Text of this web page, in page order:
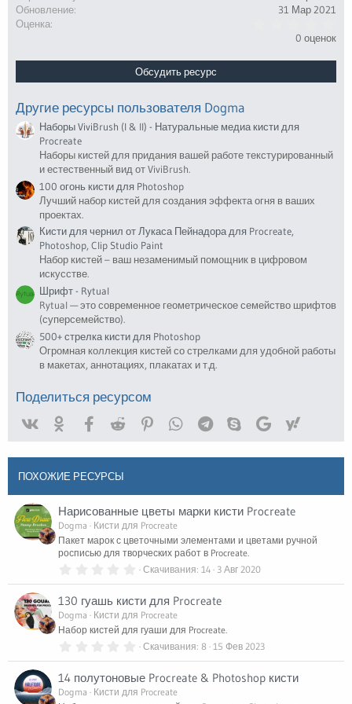
Обновление
31 Мар 2021
Оценка
.
0
в
0 оценок
Обсудить ресурс
Другие ресурсы пользователя Dogma
Наборы ViviBrush (I & II) - Натуральные медиа кисти для
Procreate
Наборы кистей для придания вашей работе текстурированный
и естественный вид от ViviBrush.
100 огонь кисти для Photoshop
Лучший набор кистей для создания эффекта огня в ваших
проектах.
Кисти для чернил от Лукаса Пейнадора для Procreate,
Photoshop, Clip Studio Paint
Набор кистей – ваш незаменимый помощник в цифровом
искусстве.
Шрифт - Rytual
Rytual — это современное геометрическое семейство шрифтов
(суперсемейство).
500+ стрелка кисти для Photoshop
Огромная коллекция кистей со стрелками для удобной работы
в макетах, аннотациях, плакатах и т.д.
Поделиться ресурсом
Facebook
Reddit PinterestWhatsAppTelegramSkype Google
ПОХОЖИЕ РЕСУРСЫ
Нарисованные цветы марки кисти Procreate
Dogma
Кисти для Procreate
Пакет марок с цветочными элементами и цветами ручной
росписью для творческих работ в Procreate.
0
0
з
ё
з
Скачивания 14 3 Авг 2020
130 гуашь кисти для Procreate
Dogma
Кисти для Procreate
Набор кистей для гуаши для Procreate.
0
0
з
Скачивания 8 15 Фев 2023
14 полутоновые Procreate & Photoshop кисти
Dogma
Кисти для Procreate